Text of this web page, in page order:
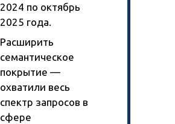
2024 по октябрь
2025 года.
Расширить
семантическое
покрытие —
охватили весь
спектр запросов в
сфере